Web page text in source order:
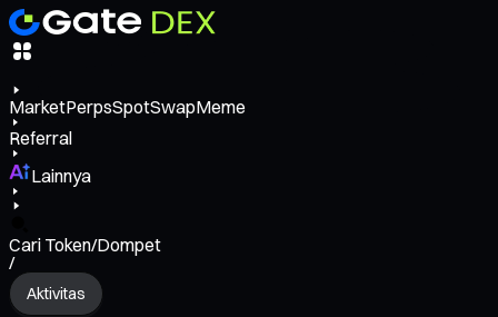
MarketPerpsSpotSwapMeme
Referral
Lainnya
Cari Token/Dompet
/
Aktivitas